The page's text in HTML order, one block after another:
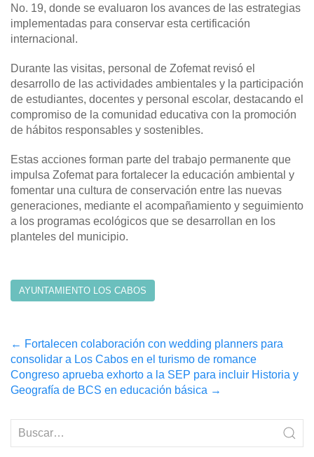
No. 19, donde se evaluaron los avances de las estrategias
implementadas para conservar esta certificación
internacional.
Durante las visitas, personal de Zofemat revisó el
desarrollo de las actividades ambientales y la participación
de estudiantes, docentes y personal escolar, destacando el
compromiso de la comunidad educativa con la promoción
de hábitos responsables y sostenibles.
Estas acciones forman parte del trabajo permanente que
impulsa Zofemat para fortalecer la educación ambiental y
fomentar una cultura de conservación entre las nuevas
generaciones, mediante el acompañamiento y seguimiento
a los programas ecológicos que se desarrollan en los
planteles del municipio.
AYUNTAMIENTO LOS CABOS
Post
navigation
← Fortalecen colaboración con wedding planners para
consolidar a Los Cabos en el turismo de romance
Congreso aprueba exhorto a la SEP para incluir Historia y
Geografía de BCS en educación básica →